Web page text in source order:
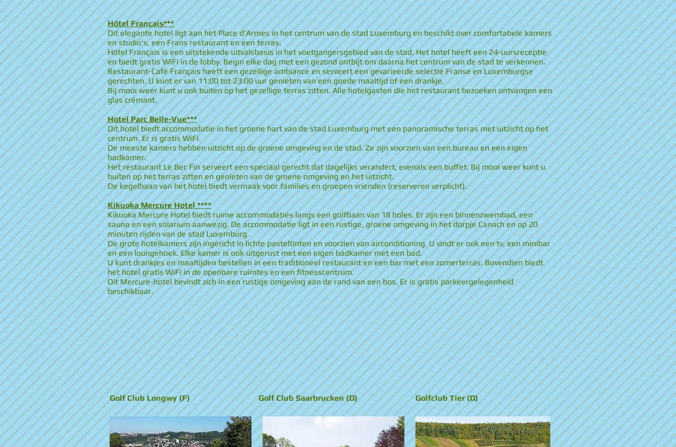
Hôtel Francais***
Dit elegante hotel ligt aan het Place d'Armes in het centrum van de stad Luxemburg en beschikt over comfortabele kamers
en studio's, een Frans restaurant en een terras.
Hôtel Français is een uitstekende uitvalsbasis in het voetgangersgebied van de stad. Het hotel heeft een 24-uursreceptie
en biedt gratis WiFi in de lobby. Begin elke dag met een gezond ontbijt om daarna het centrum van de stad te verkennen.
Restaurant-Café Français heeft een gezellige ambiance en serveert een gevarieerde selectie Franse en Luxemburgse
gerechten. U kunt er van 11:00 tot 23:00 uur genieten van een goede maaltijd of een drankje.
Bij mooi weer kunt u ook buiten op het gezellige terras zitten. Alle hotelgasten die het restaurant bezoeken ontvangen een
glas crémant.
Hotel Parc Belle-Vue***
Dit hotel biedt accommodatie in het groene hart van de stad Luxemburg met een panoramische terras met uitzicht op het
centrum. Er is gratis WiFi.
De meeste kamers hebben uitzicht op de groene omgeving en de stad. Ze zijn voorzien van een bureau en een eigen
badkamer.
Het restaurant Le Bec Fin serveert een speciaal gerecht dat dagelijks verandert, evenals een buffet. Bij mooi weer kunt u
buiten op het terras zitten en genieten van de groene omgeving en het uitzicht.
De kegelbaan van het hotel biedt vermaak voor families en groepen vrienden (reserveren verplicht).
Kikuoka Mercure Hotel ****
Kikuoka Mercure Hotel biedt ruime accommodaties langs een golfbaan van 18 holes. Er zijn een binnenzwembad, een
sauna en een solarium aanwezig. De accommodatie ligt in een rustige, groene omgeving in het dorpje Canach en op 20
minuten rijden van de stad Luxemburg.
De grote hotelkamers zijn ingericht in lichte pasteltinten en voorzien van airconditioning. U vindt er ook een tv, een minibar
en een loungehoek. Elke kamer is ook uitgerust met een eigen badkamer met een bad.
U kunt drankjes en maaltijden bestellen in een traditioneel restaurant en een bar met een zomerterras. Bovendien biedt
het hotel gratis WiFi in de openbare ruimtes en een fitnesscentrum.
Dit Mercure-hotel bevindt zich in een rustige omgeving aan de rand van een bos. Er is gratis parkeergelegenheid
beschikbaar.
Golf Club Longwy (F) Golf Club Saarbrucken (D) Golfclub Tier (D)